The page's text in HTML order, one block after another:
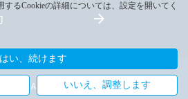
All Rights reserved.
るCookieの詳細については、設定を開いてく
はい、続けます
いいえ、調整します